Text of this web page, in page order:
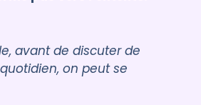
avant de discuter de
on peut se